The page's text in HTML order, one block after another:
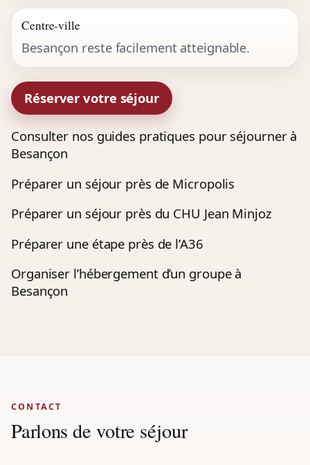
Centre-ville
Besançon reste facilement atteignable.
Réserver votre séjour
Consulter nos guides pratiques pour séjourner à
Besançon
Préparer un séjour près de Micropolis
Préparer un séjour près du CHU Jean Minjoz
Préparer une étape près de l’A36
Organiser l’hébergement d’un groupe à
Besançon
CONTACT
Parlons de votre séjour